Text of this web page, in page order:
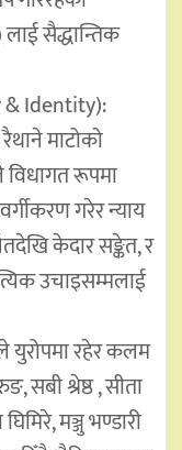
सैद्धान्तिक
& Identity):
माटोको
विधागत रूपमा
गरेर न्याय
केदार सङ्केत, र
उचाइसम्मलाई
युरोपमा रहेर कलम
सबी श्रेष्ठ , सीता
मञ्जु भण्डारी